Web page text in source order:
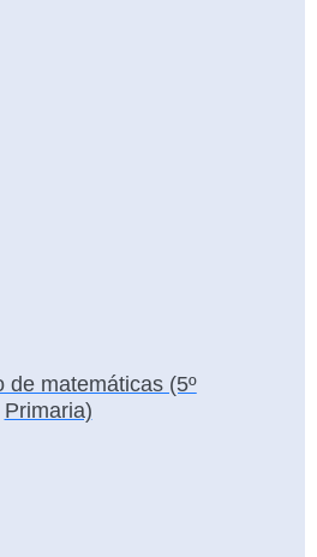
de matemáticas (5º
Primaria)